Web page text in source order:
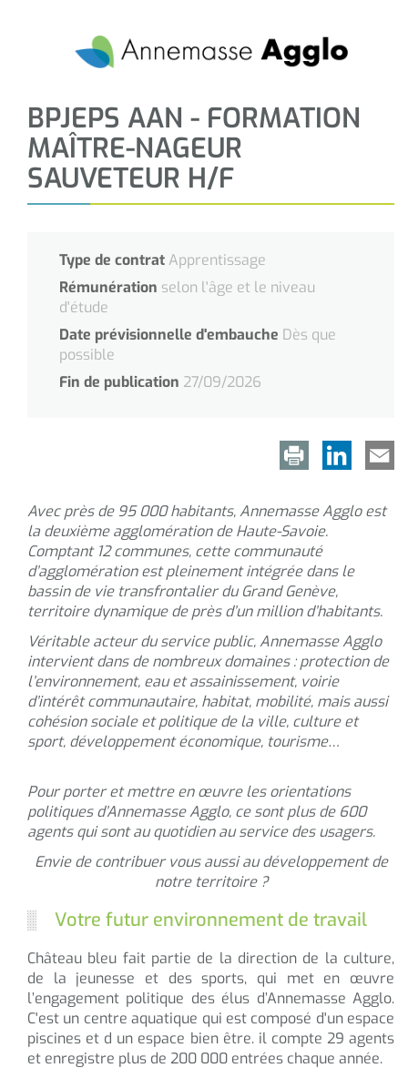
BPJEPS AAN - FORMATION
MAÎTRE-NAGEUR
SAUVETEUR H/F
Type de contrat Apprentissage
Rémunération selon l'âge et le niveau
d'étude
Date prévisionnelle d'embauche Dès que
possible
Fin de publication 27/09/2026
Avec près de 95 000 habitants, Annemasse Agglo est
la deuxième agglomération de Haute-Savoie.
Comptant 12 communes, cette communauté
d’agglomération est pleinement intégrée dans le
bassin de vie transfrontalier du Grand Genève,
territoire dynamique de près d’un million d’habitants.
Véritable acteur du service public, Annemasse Agglo
intervient dans de nombreux domaines : protection de
l’environnement, eau et assainissement, voirie
d’intérêt communautaire, habitat, mobilité, mais aussi
cohésion sociale et politique de la ville, culture et
sport, développement économique, tourisme…
Pour porter et mettre en œuvre les orientations
politiques d’Annemasse Agglo, ce sont plus de 600
agents qui sont au quotidien au service des usagers.
Envie de contribuer vous aussi au développement de
notre territoire ?
Votre futur environnement de travail
Château bleu fait partie de la direction de la culture,
de la jeunesse et des sports, qui met en œuvre
l’engagement politique des élus d’Annemasse Agglo.
C'est un centre aquatique qui est composé d'un espace
piscines et d un espace bien être. il compte 29 agents
et enregistre plus de 200 000 entrées chaque année.